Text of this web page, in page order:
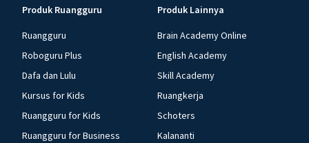
Produk Ruangguru
Ruangguru
Roboguru Plus
Dafa dan Lulu
Kursus for Kids
Ruangguru for Kids
Ruangguru for Business
Produk Lainnya
Brain Academy Online
English Academy
Skill Academy
Ruangkerja
Schoters
Kalananti